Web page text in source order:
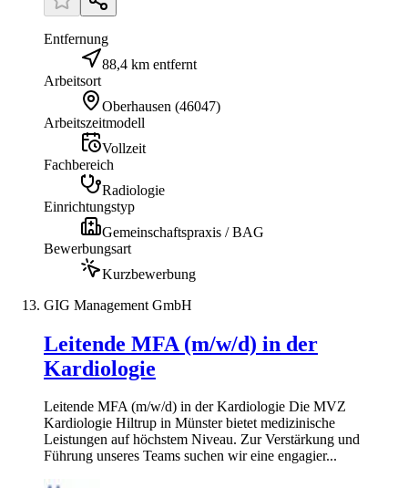
Entfernung
88,4 km entfernt
Arbeitsort
Oberhausen (46047)
Arbeitszeitmodell
Vollzeit
Fachbereich
Radiologie
Einrichtungstyp
Gemeinschaftspraxis / BAG
Bewerbungsart
Kurzbewerbung
GIG Management GmbH
Leitende MFA (m/w/d) in der
Kardiologie
Leitende MFA (m/w/d) in der Kardiologie Die MVZ
Kardiologie Hiltrup in Münster bietet medizinische
Leistungen auf höchstem Niveau. Zur Verstärkung und
Führung unseres Teams suchen wir eine engagier...